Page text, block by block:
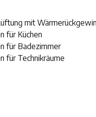
mit
für Küchen
für Badezimmer
für Technikräume